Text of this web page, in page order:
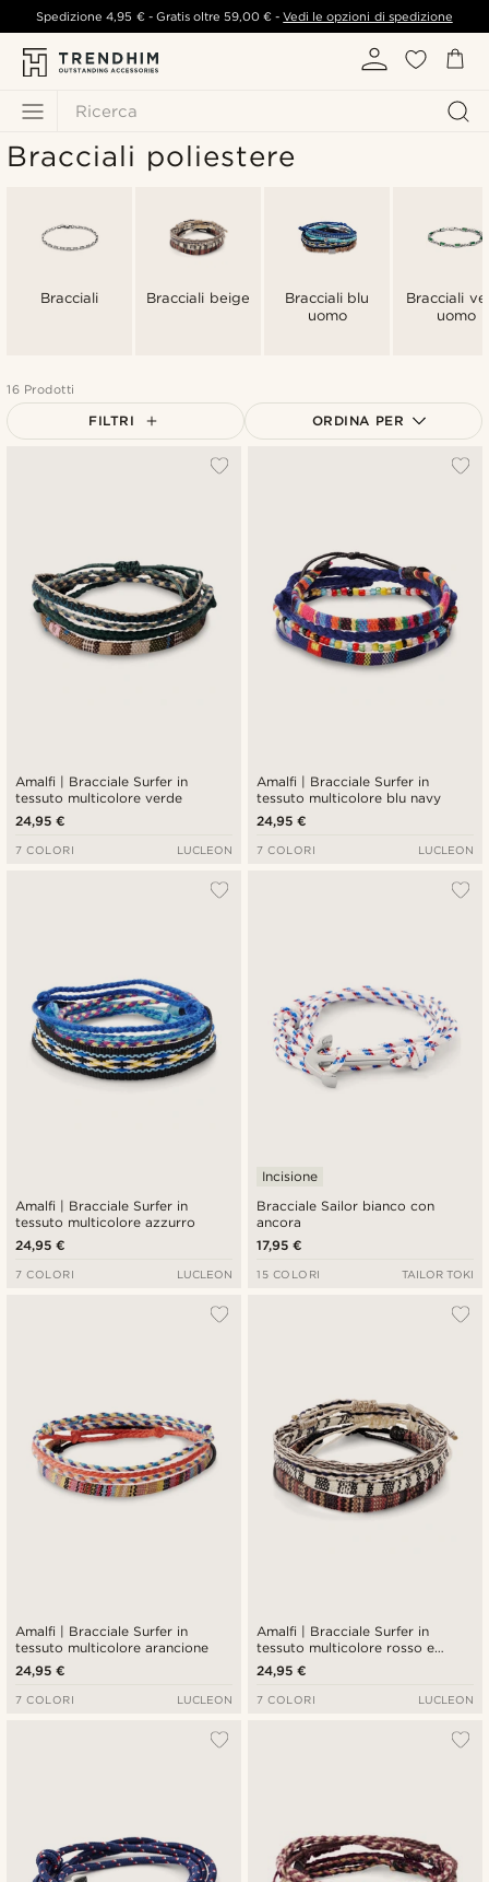
Ricerca
Spedizione4,95 €- Gratis oltre 59,00 € -Vedi le opzioni di spedizione
Bracciali poliestere
Bracciali Bracciali beige
Bracciali blu
uomo
Bracciali
uomo
16 Prodotti
FILTRI ORDINA PER
Più costosi
Amalfi | Bracciale Surfer in
tessuto multicolore verde
24,95 €
7 COLORI LUCLEON
Amalfi | Bracciale Surfer in
tessuto multicolore blu navy
24,95 €
7 COLORI LUCLEON
Amalfi | Bracciale Surfer in
tessuto multicolore azzurro
24,95 €
7 COLORI LUCLEON
Bracciale Sailor bianco con
ancora
Incisione
17,95 €
15 COLORI TAILOR TOKI
Amalfi | Bracciale Surfer in
tessuto multicolore arancione
24,95 €
7 COLORI LUCLEON
Amalfi | Bracciale Surfer in
tessuto multicolore rosso e
bianco
24,95 €
7 COLORI LUCLEON